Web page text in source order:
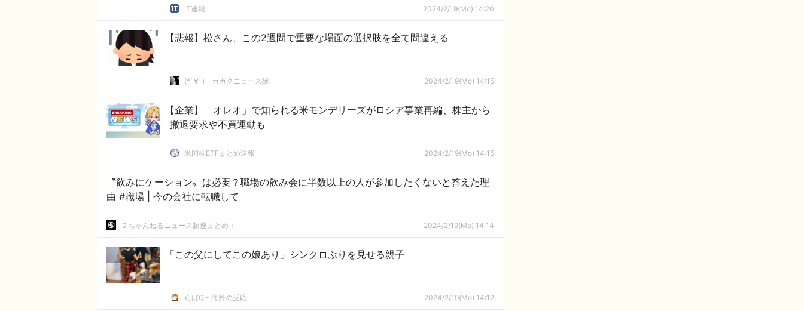
IT速報 2024/2/19(Mo) 14:20
【悲報】松さん、この2週間で重要な場面の選択肢を全て間違える
(*ﾟ∀ﾟ)ゞカガクニュース隊 2024/2/19(Mo) 14:15
【企業】「オレオ」で知られる米モンデリーズがロシア事業再編、株主から
撤退要求や不買運動も
米国株ETFまとめ速報 2024/2/19(Mo) 14:15
〝飲みにケーション〟は必要？職場の飲み会に半数以上の人が参加したくないと答えた理
由 #職場 | 今の会社に転職して
２ちゃんねるニュース超速まとめ＋ 2024/2/19(Mo) 14:14
「この父にしてこの娘あり」シンクロぶりを見せる親子
らばQ - 海外の反応 2024/2/19(Mo) 14:12